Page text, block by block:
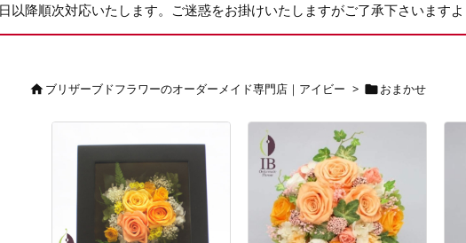
降順次対応いたします。ご迷惑をお掛けいたしますがご了承下さいますよ
ブリザーブドフラワーのオーダーメイド専門店｜アイビー > おまかせ